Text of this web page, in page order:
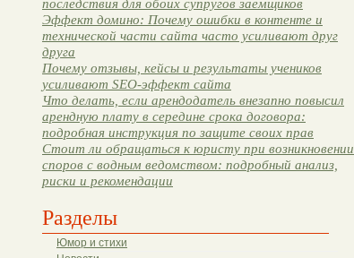
последствия для обоих супругов заемщиков
Эффект домино: Почему ошибки в контенте и
технической части сайта часто усиливают друг
друга
Почему отзывы, кейсы и результаты учеников
усиливают SEO-эффект сайта
Что делать, если арендодатель внезапно повысил
арендную плату в середине срока договора:
подробная инструкция по защите своих прав
Стоит ли обращаться к юристу при возникновении
споров с водным ведомством: подробный анализ,
риски и рекомендации
Разделы
Юмор и стихи